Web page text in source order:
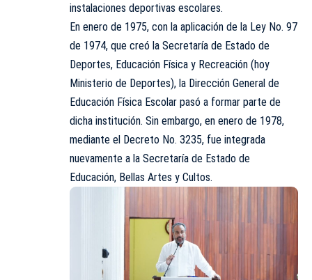
instalaciones deportivas escolares.
En enero de 1975, con la aplicación de la Ley No. 97
de 1974, que creó la Secretaría de Estado de
Deportes, Educación Física y Recreación (hoy
Ministerio de Deportes), la Dirección General de
Educación Física Escolar pasó a formar parte de
dicha institución. Sin embargo, en enero de 1978,
mediante el Decreto No. 3235, fue integrada
nuevamente a la Secretaría de Estado de
Educación, Bellas Artes y Cultos.